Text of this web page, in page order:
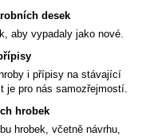
desek
aby vypadaly jako nové.
i přípisy na stávající
je pro nás samozřejmostí.
hrobek
hrobek, včetně návrhu,